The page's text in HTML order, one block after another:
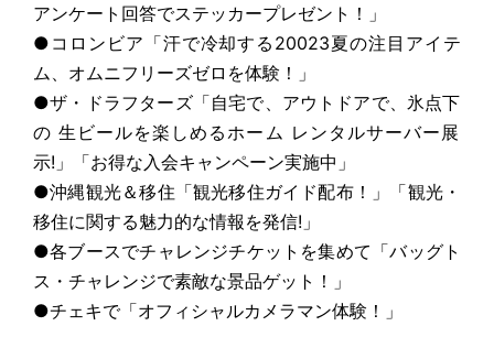
アンケート回答でステッカープレゼント！」
●コロンビア「汗で冷却する20023夏の注目アイテ
ム、オムニフリーズゼロを体験！」
●ザ・ドラフターズ「自宅で、アウトドアで、氷点下
の 生ビールを楽しめるホーム レンタルサーバー展
示!」「お得な入会キャンペーン実施中」
●沖縄観光＆移住「観光移住ガイド配布！」「観光・
移住に関する魅力的な情報を発信!」
●各ブースでチャレンジチケットを集めて「バッグト
ス・チャレンジで素敵な景品ゲット！」
●チェキで「オフィシャルカメラマン体験！」